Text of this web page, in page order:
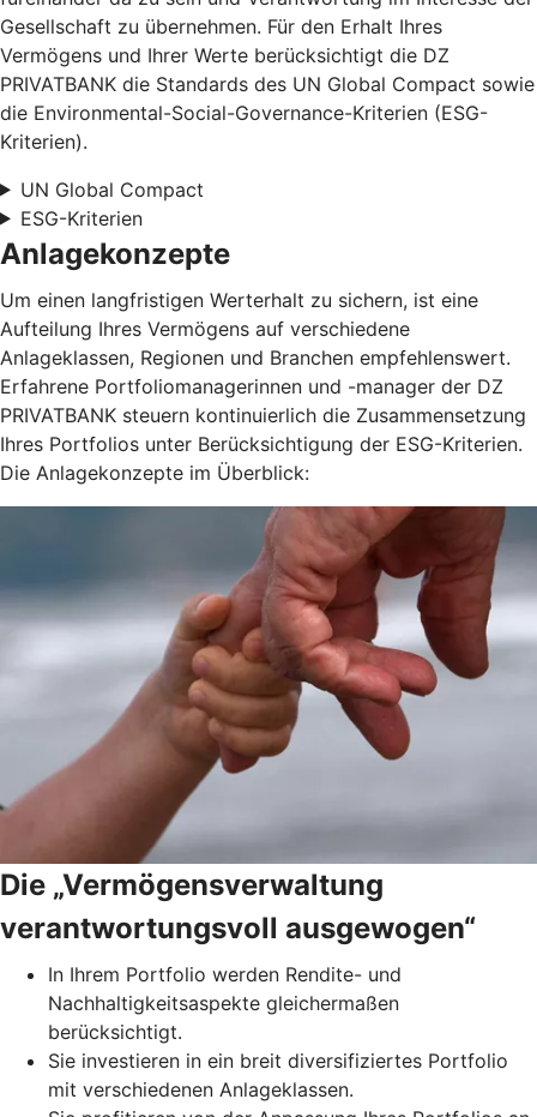
Gesellschaft zu übernehmen. Für den Erhalt Ihres
Vermögens und Ihrer Werte berücksichtigt die DZ
PRIVATBANK die Standards des UN Global Compact sowie
die Environmental-Social-Governance-Kriterien (ESG-
Kriterien).
UN Global Compact
ESG-Kriterien
Anlagekonzepte
Um einen langfristigen Werterhalt zu sichern, ist eine
Aufteilung Ihres Vermögens auf verschiedene
Anlageklassen, Regionen und Branchen empfehlenswert.
Erfahrene Portfoliomanagerinnen und -manager der DZ
PRIVATBANK steuern kontinuierlich die Zusammensetzung
Ihres Portfolios unter Berücksichtigung der ESG-Kriterien.
Die Anlagekonzepte im Überblick:
Die „Vermögensverwaltung
verantwortungsvoll ausgewogen“
In Ihrem Portfolio werden Rendite- und
Nachhaltigkeitsaspekte gleichermaßen
berücksichtigt.
Sie investieren in ein breit diversifiziertes Portfolio
mit verschiedenen Anlageklassen.